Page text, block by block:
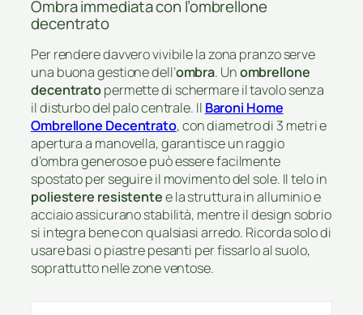
Ombra immediata con l’ombrellone
decentrato
Per rendere davvero vivibile la zona pranzo serve
una buona gestione dell’ombra. Unombrellone
decentratopermette di schermare il tavolo senza
il disturbo del palo centrale. Il Baroni Home
Ombrellone Decentrato, con diametro di 3 metri e
apertura a manovella, garantisce un raggio
d’ombra generoso e può essere facilmente
spostato per seguire il movimento del sole. Il telo in
poliestere resistentee la struttura in alluminio e
acciaio assicurano stabilità, mentre il design sobrio
si integra bene con qualsiasi arredo. Ricorda solo di
usare basi o piastre pesanti per fissarlo al suolo,
soprattutto nelle zone ventose.